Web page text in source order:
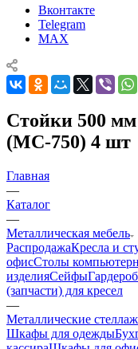
Вконтакте
Telegram
MAX
Стойки 500
(МС-750) 4 шт
Главная
—
Каталог
—
Металлическая мебель
РаспродажаКресла и
офисСтолы
изделияСейфы
(запчасти) для кресел
—
Металлические
Шкафы для одежды